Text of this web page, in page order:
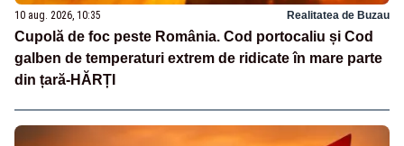
10 aug. 2026, 10:35 Realitatea de Buzau
Cupolă de foc peste România. Cod portocaliu și Cod
galben de temperaturi extrem de ridicate în mare parte
din țară-HĂRȚI